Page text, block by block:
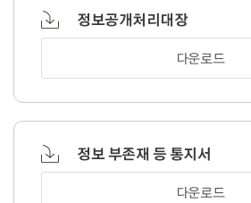
정보공개처리대장
다운로드
정보 부존재 등 통지서
다운로드